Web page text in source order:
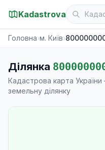
Kadastrova
Головна›м. Київ›
Ділянка
Кадастрова карта
земельну ділянку